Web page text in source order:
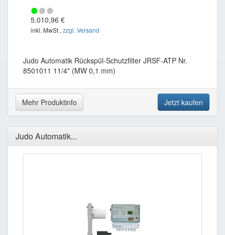
5.010,96 €
inkl. MwSt , zzgl. Versand
Judo Automatik Rückspül-Schutzfilter JRSF-ATP Nr.
8501011 11/4" (MW 0,1 mm)
Mehr Produktinfo Jetzt kaufen
Judo Automatik...